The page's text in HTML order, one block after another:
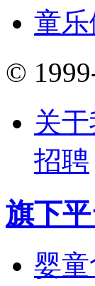
童乐
©
关
招聘
旗下
婴童